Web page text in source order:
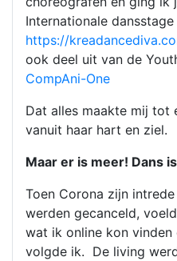
Internationale
https://
ook deel uit van de
CompAni-One
Dat alles maakte mij tot
vanuit haar hart en ziel.
Maar er is meer! Dans
Toen Corona zijn
werden gecanceld,
wat ik online kon vinden
volgde ik. De living